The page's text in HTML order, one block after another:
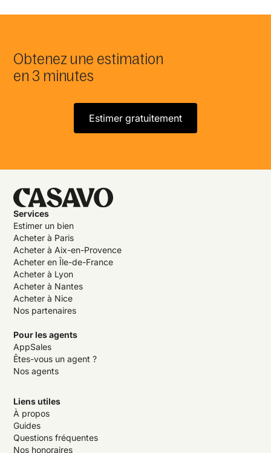
Obtenez une estimation
en 3 minutes
Estimer gratuitement
Services
Estimer un bien
Acheter à Paris
Acheter à Aix-en-Provence
Acheter en Île-de-France
Acheter à Lyon
Acheter à Nantes
Acheter à Nice
Nos partenaires
Pour les agents
AppSales
Êtes-vous un agent ?
Nos agents
Liens utiles
À propos
Guides
Questions fréquentes
Nos honoraires